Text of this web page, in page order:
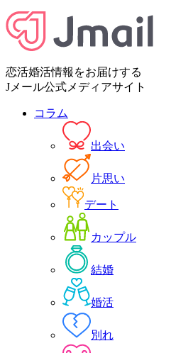
恋活婚活情報をお届けする
Jメール公式メディアサイト
コラム
出会い
片思い
デート
カップル
結婚
婚活
別れ